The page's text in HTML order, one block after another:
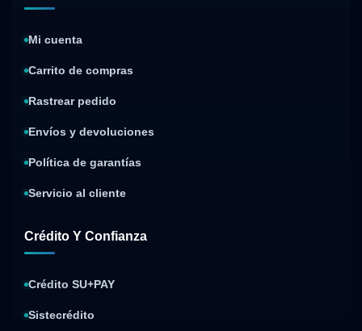
Mi cuenta
Carrito de compras
Rastrear pedido
Envíos y devoluciones
Política de garantías
Servicio al cliente
Crédito Y Confianza
Crédito SU+PAY
Sistecrédito